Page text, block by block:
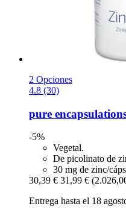
2 Opciones
4.8 (30)
pure
-5%
Vegetal.
De picolinato de
30 mg de zinc/
30,39 € 31,99 €
Entrega hasta el 18